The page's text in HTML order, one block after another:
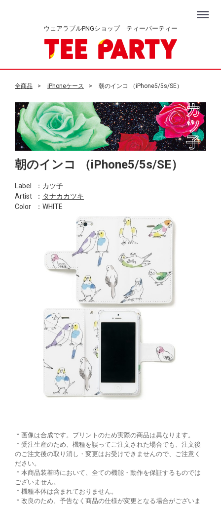
ウェアラブルPNGショップ ティーパーティー
Menu
全商品 iPhoneケース 朝のインコ （iPhone5/5s/SE）
朝のインコ （iPhone5/5s/SE）
Label ： カツ子
Artist
： タナカカツキ
Color
：WHITE
＊画像は合成です。プリントのため実際の商品は異なります。
＊受注生産のため、機種を誤ってご注文された場合でも、注文後
のご注文後の取り消し・変更はお受けできませんので、ご注意く
ださい。
＊本商品装着時において、全ての機能・動作を保証するものでは
ございません。
＊機種本体は含まれておりません。
＊改良のため、予告なく商品の仕様が変更となる場合がございま